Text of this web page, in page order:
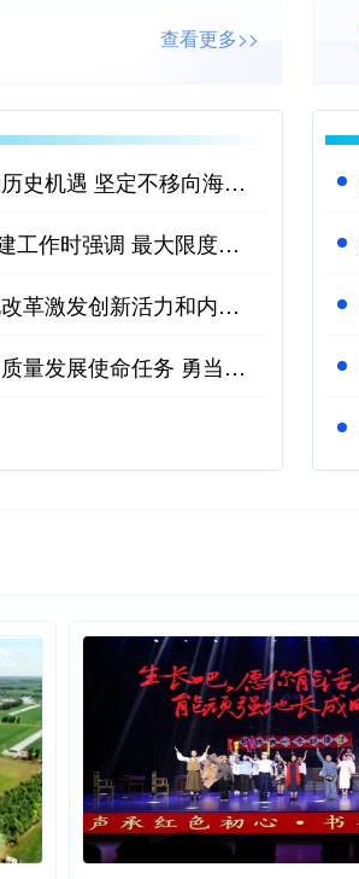
查看更多>>
黄强到延边珲春调研时强调 充分把握历史机遇 坚定不移向海图强 以高水平对外开放推动吉林高质量发展
黄强在延边汪清检查指导灾后恢复重建工作时强调 最大限度降低灾害损失 众志成城恢复美好家园
黄强到长春汽开区调研时强调 以深化改革激发创新活力和内生动力 全力打造经济发展主战场主阵地主引擎
黄强到长春经开区调研时强调 扛牢高质量发展使命任务 勇当改革开放的排头兵